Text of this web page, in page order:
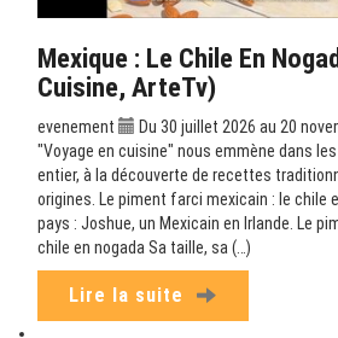
Mexique : Le Chile En
Cuisine, ArteTv)
evenement
Du 30 juillet 2026 au 20
"Voyage en cuisine" nous emmène dans
entier, à la découverte de recettes
origines. Le piment farci mexicain : le chile
pays : Joshue, un Mexicain en Irlande. Le
chile en nogada Sa taille, sa (…)
Lire la suite